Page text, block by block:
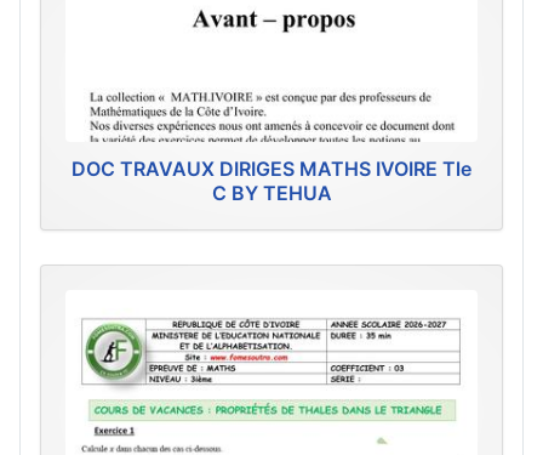
DOC TRAVAUX DIRIGES MATHS IVOIRE Tle
C BY TEHUA